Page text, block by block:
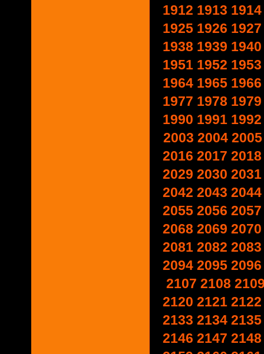
1912 1913 1914
1925 1926 1927
1938 1939 1940
1951 1952 1953
1964 1965 1966
1977 1978 1979
1990 1991 1992
2003 2004 2005
2016 2017 2018
2029 2030 2031
2042 2043 2044
2055 2056 2057
2068 2069 2070
2081 2082 2083
2094 2095 2096
2107 2108
2120 2121 2122
2133 2134 2135
2146 2147 2148